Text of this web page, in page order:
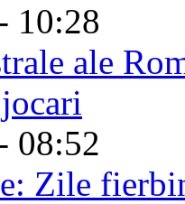
10:28
ale
08:52
Zile